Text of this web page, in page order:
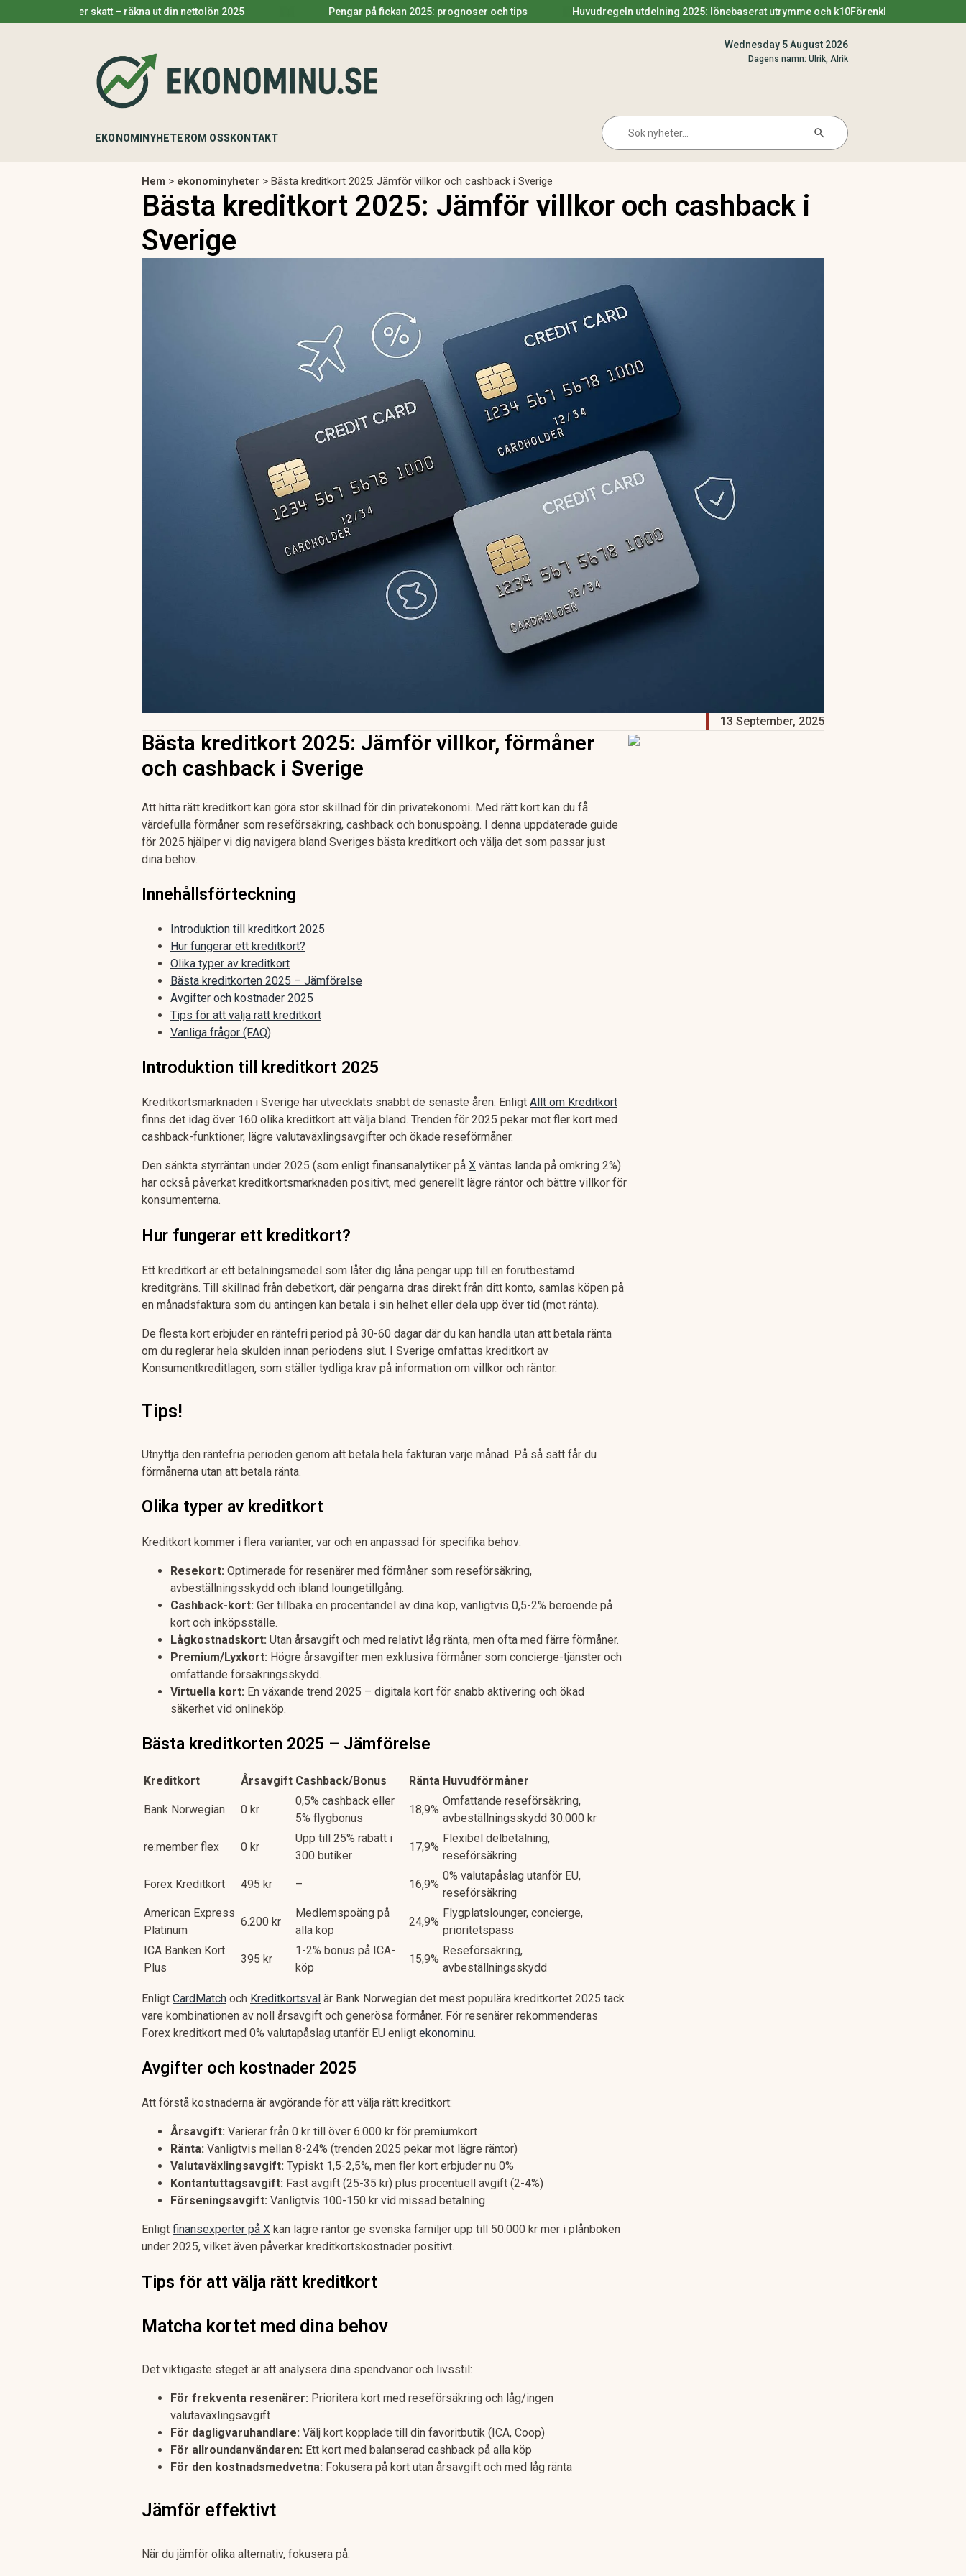
efter skatt – räkna ut din nettolön 2025 Pengar på fickan 2025: prognoser och tips Huvudregeln utdelning 2025: lönebaserat utrymme och k10Förenklingsregeln utdelning 2025 –
EKONOMINYHETEROM OSS KONTAKT
Wednesday 5 August 2026
Dagens namn: Ulrik, Alrik
for:
Search Button
Hem > ekonominyheter > Bästa kreditkort 2025: Jämför villkor och cashback i Sverige
Bästa kreditkort 2025: Jämför villkor och cashback i
Sverige
13 September, 2025
Bästa kreditkort 2025: Jämför villkor, förmåner
och cashback i Sverige
Att hitta rätt kreditkort kan göra stor skillnad för din privatekonomi. Med rätt kort kan du få
värdefulla förmåner som reseförsäkring, cashback och bonuspoäng. I denna uppdaterade guide
för 2025 hjälper vi dig navigera bland Sveriges bästa kreditkort och välja det som passar just
dina behov.
Innehållsförteckning
Introduktion till kreditkort 2025
Hur fungerar ett kreditkort?
Olika typer av kreditkort
Bästa kreditkorten 2025 – Jämförelse
Avgifter och kostnader 2025
Tips för att välja rätt kreditkort
Vanliga frågor (FAQ)
Introduktion till kreditkort 2025
Kreditkortsmarknaden i Sverige har utvecklats snabbt de senaste åren. Enligt Allt om Kreditkort
finns det idag över 160 olika kreditkort att välja bland. Trenden för 2025 pekar mot fler kort med
cashback-funktioner, lägre valutaväxlingsavgifter och ökade reseförmåner.
Den sänkta styrräntan under 2025 (som enligt finansanalytiker på X väntas landa på omkring 2%)
har också påverkat kreditkortsmarknaden positivt, med generellt lägre räntor och bättre villkor för
konsumenterna.
Hur fungerar ett kreditkort?
Ett kreditkort är ett betalningsmedel som låter dig låna pengar upp till en förutbestämd
kreditgräns. Till skillnad från debetkort, där pengarna dras direkt från ditt konto, samlas köpen på
en månadsfaktura som du antingen kan betala i sin helhet eller dela upp över tid (mot ränta).
De flesta kort erbjuder en räntefri period på 30-60 dagar där du kan handla utan att betala ränta
om du reglerar hela skulden innan periodens slut. I Sverige omfattas kreditkort av
Konsumentkreditlagen, som ställer tydliga krav på information om villkor och räntor.
Tips!
Utnyttja den räntefria perioden genom att betala hela fakturan varje månad. På så sätt får du
förmånerna utan att betala ränta.
Olika typer av kreditkort
Kreditkort kommer i flera varianter, var och en anpassad för specifika behov:
Resekort: Optimerade för resenärer med förmåner som reseförsäkring,
avbeställningsskydd och ibland loungetillgång.
Cashback-kort: Ger tillbaka en procentandel av dina köp, vanligtvis 0,5-2% beroende på
kort och inköpsställe.
Lågkostnadskort: Utan årsavgift och med relativt låg ränta, men ofta med färre förmåner.
Premium/Lyxkort: Högre årsavgifter men exklusiva förmåner som concierge-tjänster och
omfattande försäkringsskydd.
Virtuella kort: En växande trend 2025 – digitala kort för snabb aktivering och ökad
säkerhet vid onlineköp.
Bästa kreditkorten 2025 – Jämförelse
Kreditkort Årsavgift Cashback/Bonus Ränta Huvudförmåner
Bank Norwegian 0 kr
0,5% cashback eller
5% flygbonus
18,9%
Omfattande reseförsäkring,
avbeställningsskydd 30.000 kr
re:member flex 0 kr
Upp till 25% rabatt i
300 butiker
17,9%
Flexibel delbetalning,
reseförsäkring
Forex Kreditkort 495 kr – 16,9%
0% valutapåslag utanför EU,
reseförsäkring
American Express
Platinum
6.200 kr
Medlemspoäng på
alla köp
24,9%
Flygplatslounger, concierge,
prioritetspass
ICA Banken Kort
Plus
395 kr
1-2% bonus på ICA-
köp
15,9%
Reseförsäkring,
avbeställningsskydd
Enligt CardMatch och Kreditkortsval är Bank Norwegian det mest populära kreditkortet 2025 tack
vare kombinationen av noll årsavgift och generösa förmåner. För resenärer rekommenderas
Forex kreditkort med 0% valutapåslag utanför EU enligt ekonominu.
Avgifter och kostnader 2025
Att förstå kostnaderna är avgörande för att välja rätt kreditkort:
Årsavgift: Varierar från 0 kr till över 6.000 kr för premiumkort
Ränta: Vanligtvis mellan 8-24% (trenden 2025 pekar mot lägre räntor)
Valutaväxlingsavgift: Typiskt 1,5-2,5%, men fler kort erbjuder nu 0%
Kontantuttagsavgift: Fast avgift (25-35 kr) plus procentuell avgift (2-4%)
Förseningsavgift: Vanligtvis 100-150 kr vid missad betalning
Enligt finansexperter på X kan lägre räntor ge svenska familjer upp till 50.000 kr mer i plånboken
under 2025, vilket även påverkar kreditkortskostnader positivt.
Tips för att välja rätt kreditkort
Matcha kortet med dina behov
Det viktigaste steget är att analysera dina spendvanor och livsstil:
För frekventa resenärer: Prioritera kort med reseförsäkring och låg/ingen
valutaväxlingsavgift
För dagligvaruhandlare: Välj kort kopplade till din favoritbutik (ICA, Coop)
För allroundanvändaren: Ett kort med balanserad cashback på alla köp
För den kostnadsmedvetna: Fokusera på kort utan årsavgift och med låg ränta
Jämför effektivt
När du jämför olika alternativ, fokusera på: